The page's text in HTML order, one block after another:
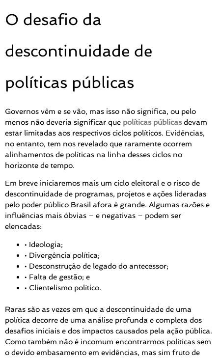
O desafio da
descontinuidade de
políticas públicas
Governos vêm e se vão, mas isso não significa, ou pelo
menos não deveria significar que políticas públicasdevam
estar limitadas aos respectivos ciclos políticos. Evidências,
no entanto, tem nos revelado que raramente ocorrem
alinhamentos de políticas na linha desses ciclos no
horizonte de tempo.
Em breve iniciaremos mais um ciclo eleitoral e o risco de
descontinuidade de programas, projetos e ações lideradas
pelo poder público Brasil afora é grande. Algumas razões e
influências mais óbvias – e negativas – podem ser
elencadas:
• Ideologia;
• Divergência política;
• Desconstrução de legado do antecessor;
• Falta de gestão; e
• Clientelismo político.
Raras são as vezes em que a descontinuidade de uma
política decorre de uma análise profunda e completa dos
desafios iniciais e dos impactos causados pela ação pública.
Como também não é incomum encontrarmos políticas sem
o devido embasamento em evidências, mas sim fruto de